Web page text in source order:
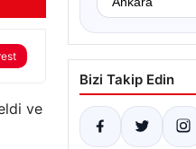
ve
Bizi Takip Edin